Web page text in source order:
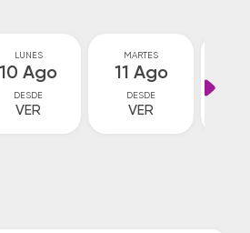
LUNES
10 Ago
DESDE
VER
MARTES
11 Ago
DESDE
VER